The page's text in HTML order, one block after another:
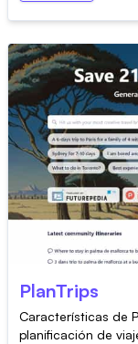
PlanTrips
Características de
planificación de